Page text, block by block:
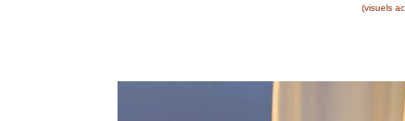
(visuels